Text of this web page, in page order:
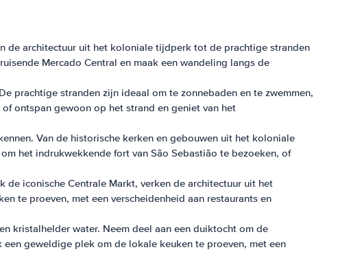
de architectuur uit het koloniale tijdperk tot de prachtige stranden
Mercado Central en maak een wandeling langs de
prachtige stranden zijn ideaal om te zonnebaden en te zwemmen,
ontspan gewoon op het strand en geniet van het
Van de historische kerken en gebouwen uit het koloniale
het indrukwekkende fort van São Sebastião te bezoeken, of
iconische Centrale Markt, verken de architectuur uit het
te proeven, met een verscheidenheid aan restaurants en
kristalhelder water. Neem deel aan een duiktocht om de
geweldige plek om de lokale keuken te proeven, met een